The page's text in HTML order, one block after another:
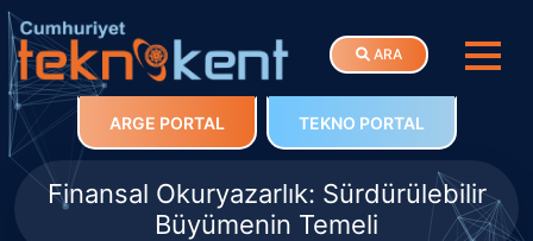
ARA
ARGE PORTAL TEKNO PORTAL
Finansal Okuryazarlık: Sürdürülebilir
Büyümenin Temeli